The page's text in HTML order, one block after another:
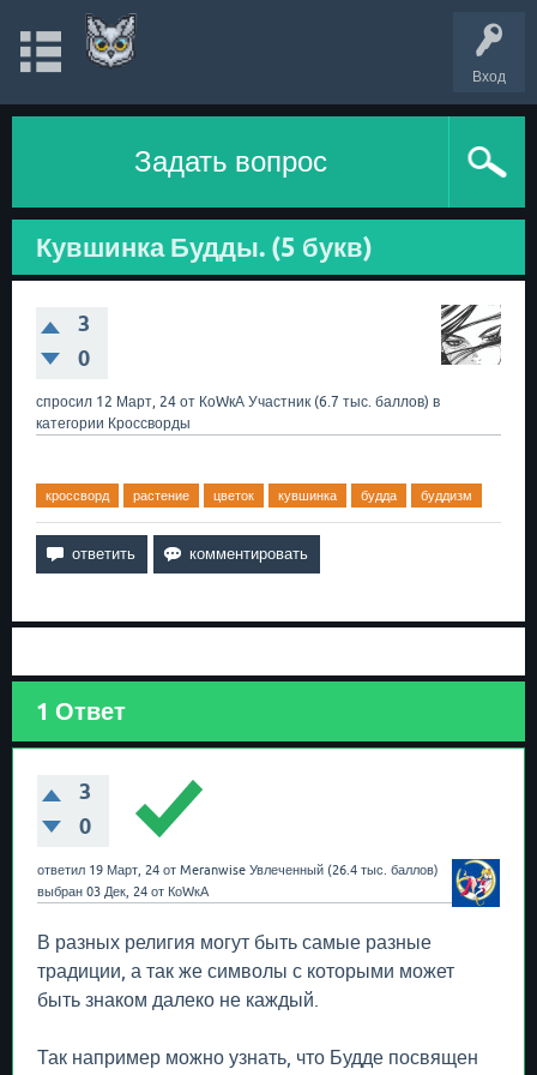
Вход
Задать вопрос
Кувшинка Будды. (5 букв)
3
0
спросил 12 Март, 24 от КоWкА Участник (6.7 тыс. баллов) в
категории Кроссворды
кроссворд растение цветок кувшинка будда буддизм
1 Ответ
3
0
ответил 19 Март, 24 от Meranwise Увлеченный (26.4 тыс. баллов)
выбран 03 Дек, 24 от КоWкА
В разных религия могут быть самые разные
традиции, а так же символы с которыми может
быть знаком далеко не каждый.
Так например можно узнать, что Будде посвящен